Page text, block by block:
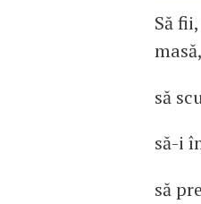
Să
masă,
să
să-i
să